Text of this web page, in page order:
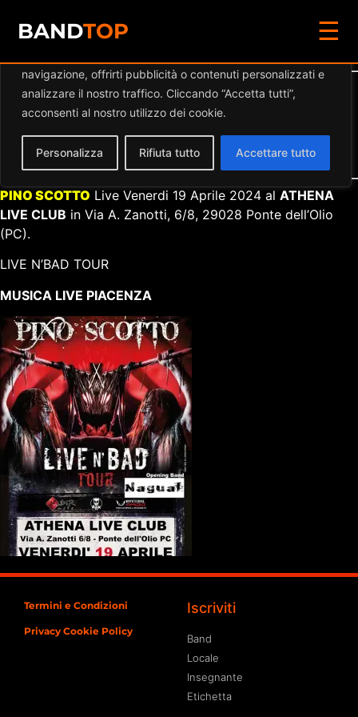
Diamo valore alla tua privacy
navigazione, offrirti pubblicità o contenuti personalizzati e
analizzare il nostro traffico. Cliccando “Accetta tutti”,
acconsenti al nostro utilizzo dei cookie.
Personalizza Rifiuta tutto Accettare tutto
BANDTOP ☰
Dettaglio eventi
Categorie:
Musica Live Piacenza
PINO SCOTTO Live Venerdi 19 Aprile 2024 al ATHENA
LIVE CLUB in Via A. Zanotti, 6/8, 29028 Ponte dell’Olio
(PC).
LIVE N’BAD TOUR
MUSICA LIVE PIACENZA
Termini e Condizioni
Privacy Cookie Policy
Iscriviti
Band
Locale
Insegnante
Etichetta